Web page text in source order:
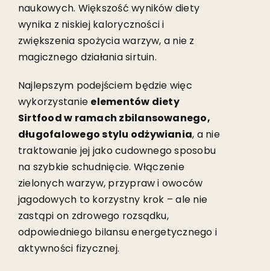
naukowych. Większość wyników diety
wynika z niskiej kaloryczności i
zwiększenia spożycia warzyw, a nie z
magicznego działania sirtuin.
Najlepszym podejściem będzie więc
wykorzystanie elementów diety
Sirtfood w ramach zbilansowanego,
długofalowego stylu odżywiania, a nie
traktowanie jej jako cudownego sposobu
na szybkie schudnięcie. Włączenie
zielonych warzyw, przypraw i owoców
jagodowych to korzystny krok – ale nie
zastąpi on zdrowego rozsądku,
odpowiedniego bilansu energetycznego i
aktywności fizycznej.